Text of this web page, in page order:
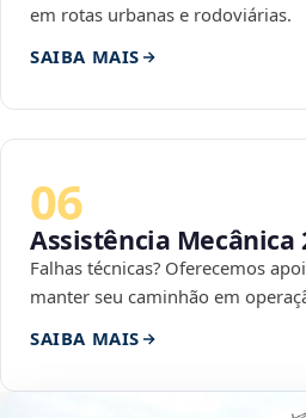
em rotas urbanas e rodoviárias.
SAIBA MAIS
06
Assistência Mecânica
Falhas técnicas? Oferecemos
manter seu caminhão em
SAIBA MAIS